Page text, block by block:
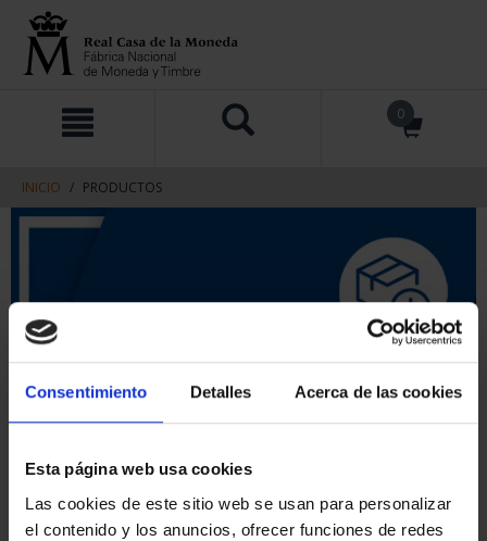
Consentimiento Detalles Acerca de las cookies
Esta página web usa cookies
Las cookies de este sitio web se usan para personalizar
el contenido y los anuncios, ofrecer funciones de redes
contenido
navegacin
0
INICIO PRODUCTOS